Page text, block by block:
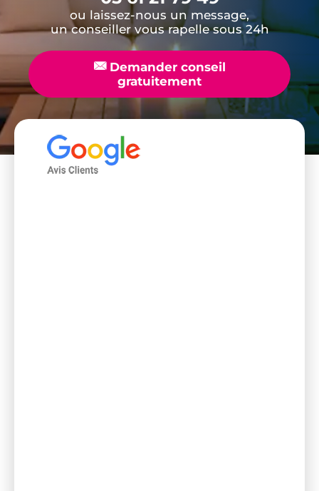
ou laissez-nous un message,
un conseiller vous rapelle sous 24h
📧Demander conseil
gratuitement